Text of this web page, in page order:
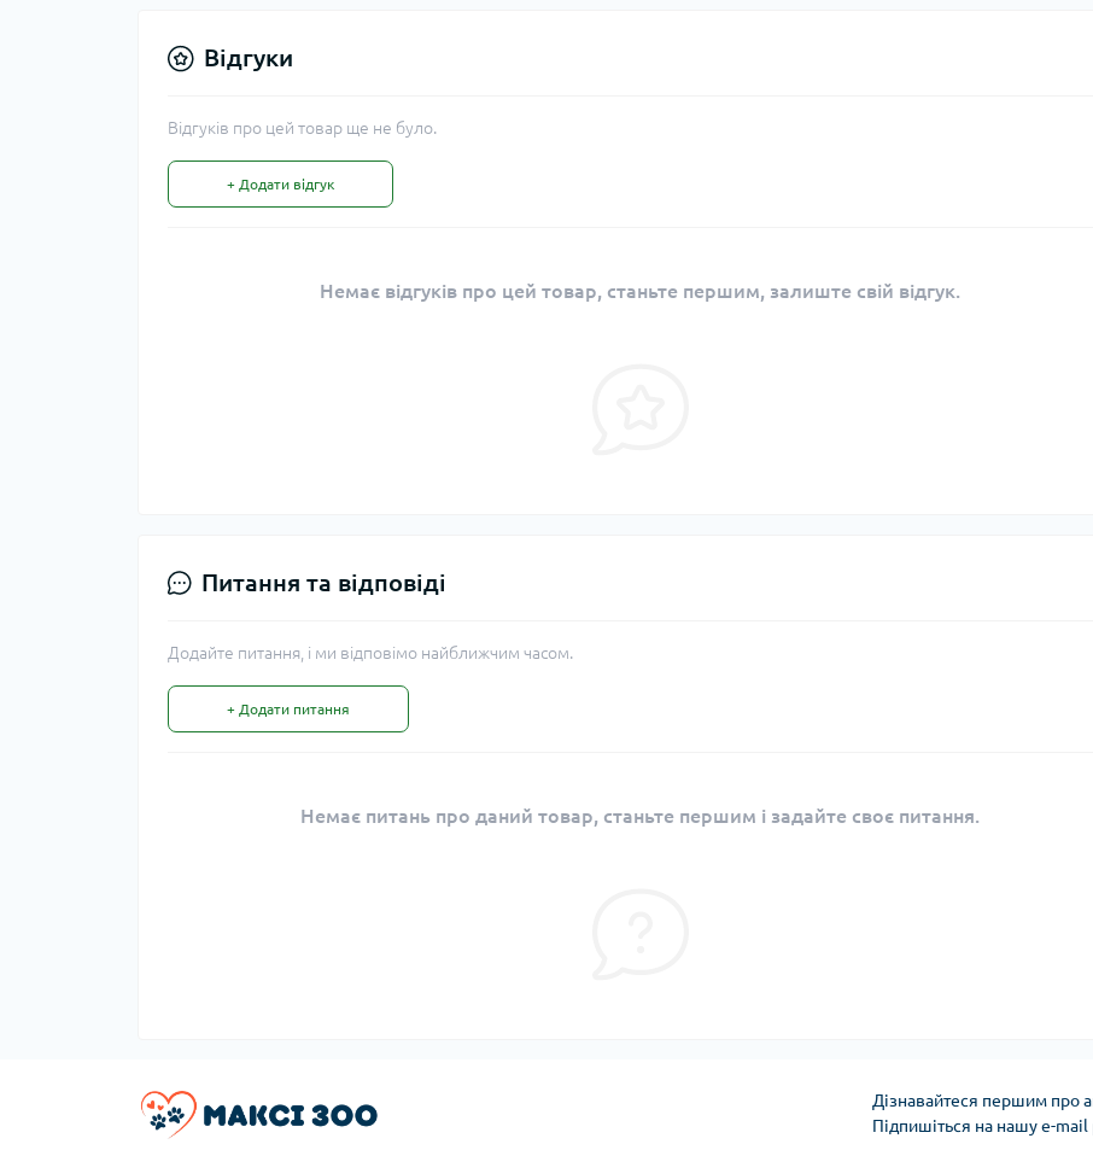
Відгуки
Відгуків про цей товар ще не було.
+ Додати відгук
Немає відгуків про цей товар, станьте першим, залиште свій відгук.
Питання та відповіді
Додайте питання, і ми відповімо найближчим часом.
+ Додати питання
Немає питань про даний товар, станьте першим і задайте своє питання.
Дізнавайтеся першим про
Підпишіться на нашу e-mail